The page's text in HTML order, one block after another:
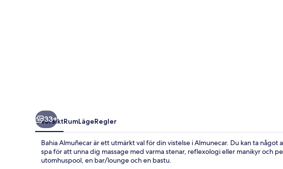
33+
ÖversiktRumLägeRegler
Bahia Almuñecar är ett utmärkt val för din vistelse i Almunecar. Du kan ta
spa för att unna dig massage med varma stenar, reflexologi eller manikyr och
utomhuspool, en bar/lounge och en bastu.